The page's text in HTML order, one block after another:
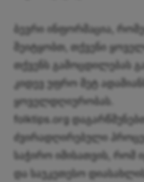
ბევრი ინფორმაცია,
შეიტყობთ, თქვენი
თქვენს გამოცდილებას
კიდევ უფრო მეტ
ყოველდღიურობას.
folktips.org
ძვირადღირებული
საჭირო იმისათვის, რომ
და საუკეთესო